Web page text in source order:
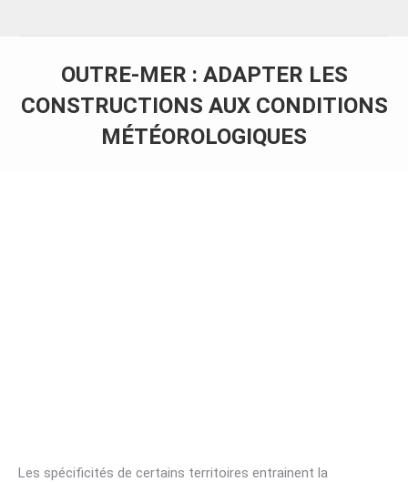
OUTRE-MER : ADAPTER LES
CONSTRUCTIONS AUX CONDITIONS
MÉTÉOROLOGIQUES
Les spécificités de certains territoires entrainent la